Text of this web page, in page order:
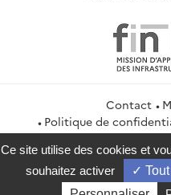
Contact
Politique de
Gestion des
service-public.gouv.fr
Ce site utilise des cookies et
souhaitez activer